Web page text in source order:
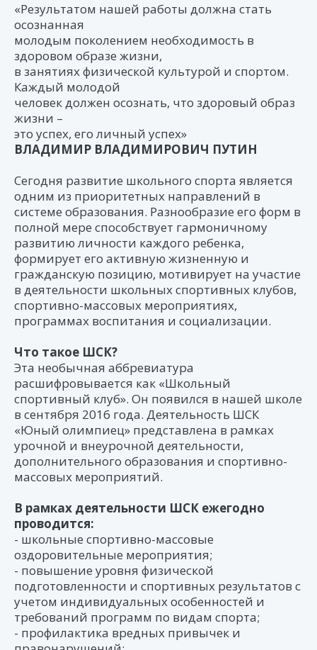
«Результатом нашей работы должна стать
осознанная
молодым поколением необходимость в
здоровом образе жизни,
в занятиях физической культурой и спортом.
Каждый молодой
человек должен осознать, что здоровый образ
жизни –
это успех, его личный успех»
ВЛАДИМИР ВЛАДИМИРОВИЧ ПУТИН
Сегодня развитие школьного спорта является
одним из приоритетных направлений в
системе образования. Разнообразие его форм в
полной мере способствует гармоничному
развитию личности каждого ребенка,
формирует его активную жизненную и
гражданскую позицию, мотивирует на участие
в деятельности школьных спортивных клубов,
спортивно-массовых мероприятиях,
программах воспитания и социализации.
Что такое ШСК?
Эта необычная аббревиатура
расшифровывается как «Школьный
спортивный клуб». Он появился в нашей школе
в сентября 2016 года. Деятельность ШСК
«Юный олимпиец» представлена в рамках
урочной и внеурочной деятельности,
дополнительного образования и спортивно-
массовых мероприятий.
В рамках деятельности ШСК ежегодно
проводится:
- школьные спортивно-массовые
оздоровительные мероприятия;
- повышение уровня физической
подготовленности и спортивных результатов с
учетом индивидуальных особенностей и
требований программ по видам спорта;
- профилактика вредных привычек и